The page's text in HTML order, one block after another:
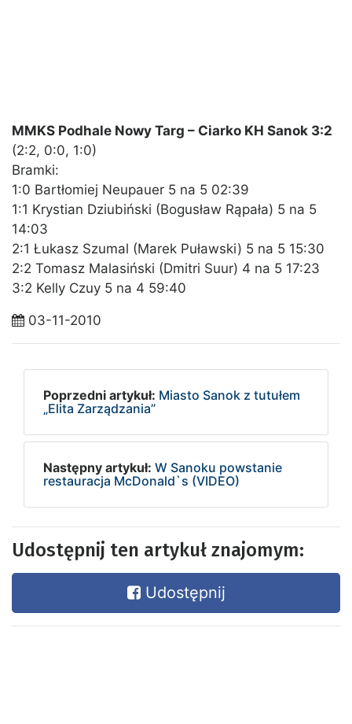
MMKS Podhale Nowy Targ – Ciarko KH Sanok 3:2
(2:2, 0:0, 1:0)
Bramki:
1:0 Bartłomiej Neupauer 5 na 5 02:39
1:1 Krystian Dziubiński (Bogusław Rąpała) 5 na 5
14:03
2:1 Łukasz Szumal (Marek Puławski) 5 na 5 15:30
2:2 Tomasz Malasiński (Dmitri Suur) 4 na 5 17:23
3:2 Kelly Czuy 5 na 4 59:40
03-11-2010
Poprzedni artykuł: Miasto Sanok z tutułem
„Elita Zarządzania”
Następny artykuł: W Sanoku powstanie
restauracja McDonald`s (VIDEO)
Udostępnij ten artykuł znajomym:
Udostępnij